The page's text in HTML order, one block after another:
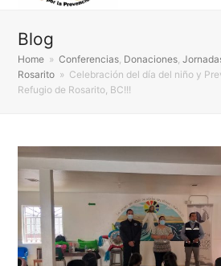
Blog
Home » Conferencias, Donaciones,
Rosarito » Celebración del día del niño y
Refugio de Rosarito, BC!!!